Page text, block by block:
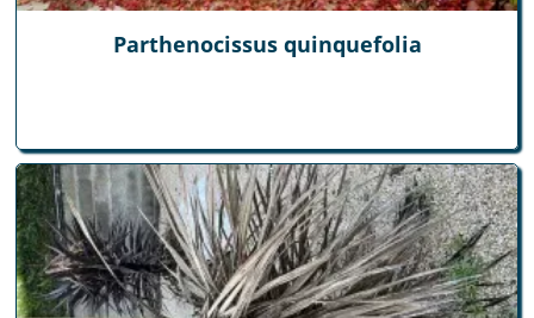
Parthenocissus quinquefolia